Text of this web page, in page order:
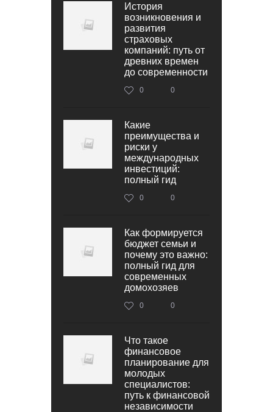
История
возникновения и
развития
страховых
компаний: путь от
древних времен
до современности
0 0
Какие
преимущества и
риски у
международных
инвестиций:
полный гид
0 0
Как формируется
бюджет семьи и
почему это важно:
полный гид для
современных
домохозяев
0 0
Что такое
финансовое
планирование для
молодых
специалистов:
путь к финансовой
независимости